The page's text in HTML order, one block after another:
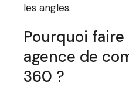
les angles.
Pourquoi
agence de
360 ?